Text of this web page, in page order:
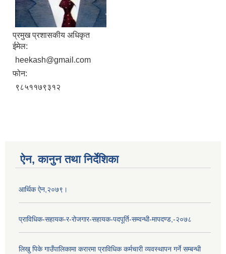
प्रमुख प्रशासकीय अधिकृत
ईमेल:
heekash@gmail.com
फोन:
९८५११७९३१२
ऐन, कानुन तथा निर्देशिका
आर्थिक ऐन,२०७९।
प्राविधिक-सहायक-र-रोजगार-सहायक-पदपूर्ति-सम्वन्धी-मापदण्ड,-२०७८
लिखु पिके गाउँपालिकामा करारमा प्राविधिक कर्मचारी व्यवस्थापन गर्ने सम्बन्धी